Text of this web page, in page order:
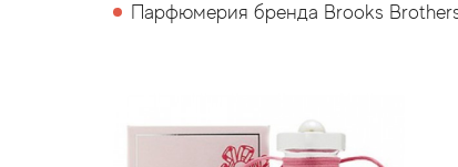
Парфюмерия бренда Brooks